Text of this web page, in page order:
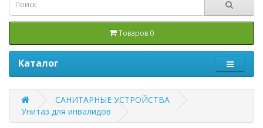
Товаров 0
Каталог
САНИТАРНЫЕ УСТРОЙСТВА
Унитаз для инвалидов